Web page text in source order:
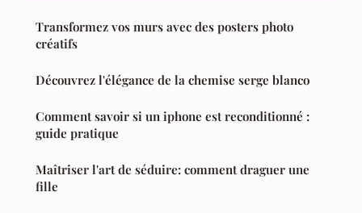
Transformez vos murs avec des posters photo
créatifs
Découvrez l'élégance de la chemise serge blanco
Comment savoir si un iphone est reconditionné :
guide pratique
Maîtriser l'art de séduire: comment draguer une
fille